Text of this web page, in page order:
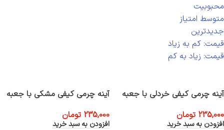
محبوبیت
متوسط امتیاز
جدیدترین
قیمت: کم به زیاد
قیمت: زیاد به کم
آینه چرمی کیفی خردلی با جعبه
235,000 تومان
افزودن به سبد خرید
آینه چرمی کیفی مشکی با جعبه
235,000 تومان
افزودن به سبد خرید